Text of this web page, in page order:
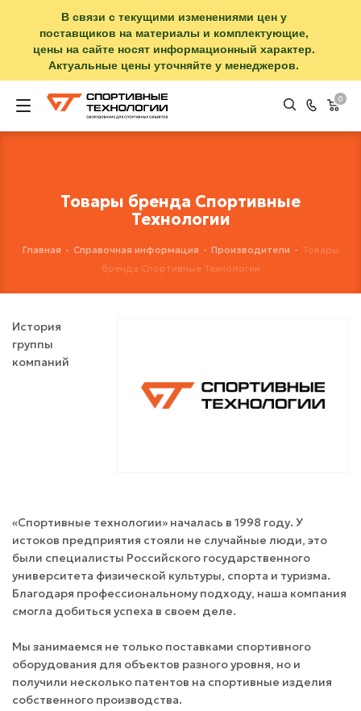
В связи с текущими изменениями цен у
поставщиков на материалы и комплектующие,
цены на сайте носят информационный характер.
Актуальные цены уточняйте у менеджеров.
0
Товары бренда Спортивные
Технологии
Главная - Справочная информация - Производители - Товары
бренда Спортивные Технологии
История
группы
компаний
«Спортивные технологии» началась в 1998 году. У
истоков предприятия стояли не случайные люди, это
были специалисты Российского государственного
университета физической культуры, спорта и туризма.
Благодаря профессиональному подходу, наша компания
смогла добиться успеха в своем деле.
Мы занимаемся не только поставками спортивного
оборудования для объектов разного уровня, но и
получили несколько патентов на спортивные изделия
собственного производства.